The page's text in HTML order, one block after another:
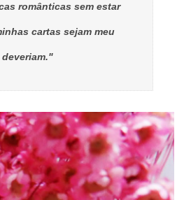
românticas sem estar
cartas sejam meu